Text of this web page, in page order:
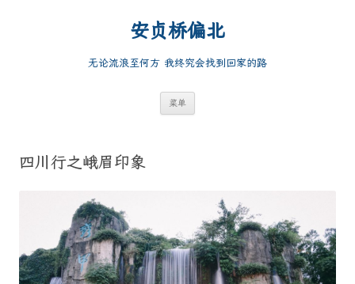
安贞桥偏北
无论流浪至何方 我终究会找到回家的路
菜单
四川行之峨眉印象